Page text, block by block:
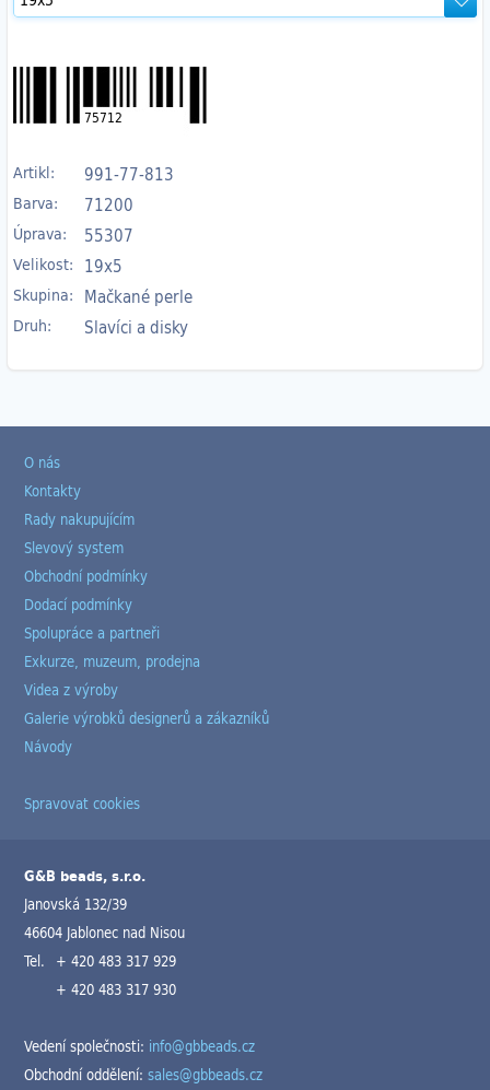
75712
Artikl: 991-77-813
Barva: 71200
Úprava: 55307
Velikost: 19x5
Skupina: Mačkané perle
Druh: Slavíci a disky
O nás
Kontakty
Rady nakupujícím
Slevový system
Obchodní podmínky
Dodací podmínky
Spolupráce a partneři
Exkurze, muzeum, prodejna
Videa z výroby
Galerie výrobků designerů a zákazníků
Návody
Spravovat cookies
G&B beads, s.r.o.
Janovská 132/39
46604 Jablonec nad Nisou
Tel. + 420 483 317 929
+ 420 483 317 930
Vedení společnosti: info@gbbeads.cz
Obchodní oddělení:sales@gbbeads.cz